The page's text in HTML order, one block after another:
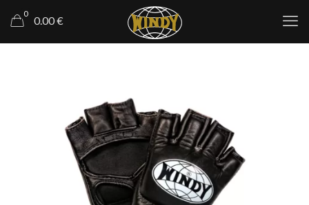
0
0.00 €